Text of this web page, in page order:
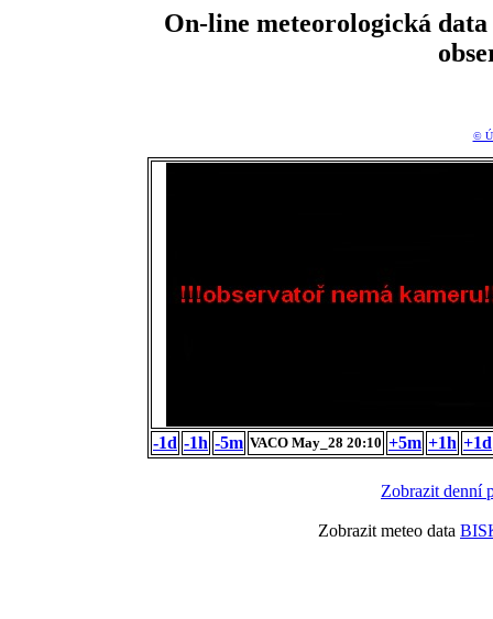
On-line meteorologická
©
-1d -1h -5m VACO May_28 20:10 +5m +1h +1d
Zobrazit denní
Zobrazit meteo data